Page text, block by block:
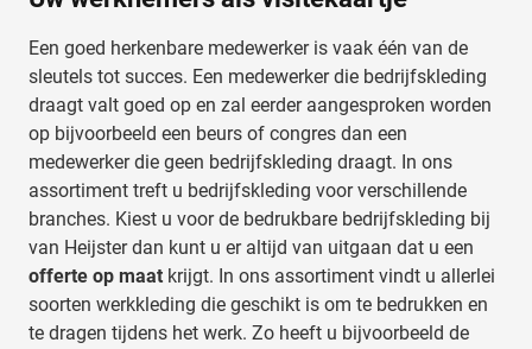
Een goed herkenbare medewerker is vaak één van de
sleutels tot succes. Een medewerker die bedrijfskleding
draagt valt goed op en zal eerder aangesproken worden
op bijvoorbeeld een beurs of congres dan een
medewerker die geen bedrijfskleding draagt. In ons
assortiment treft u bedrijfskleding voor verschillende
branches. Kiest u voor de bedrukbare bedrijfskleding bij
van Heijster dan kunt u er altijd van uitgaan dat u een
offerte op maat krijgt. In ons assortiment vindt u allerlei
soorten werkkleding die geschikt is om te bedrukken en
te dragen tijdens het werk. Zo heeft u bijvoorbeeld de